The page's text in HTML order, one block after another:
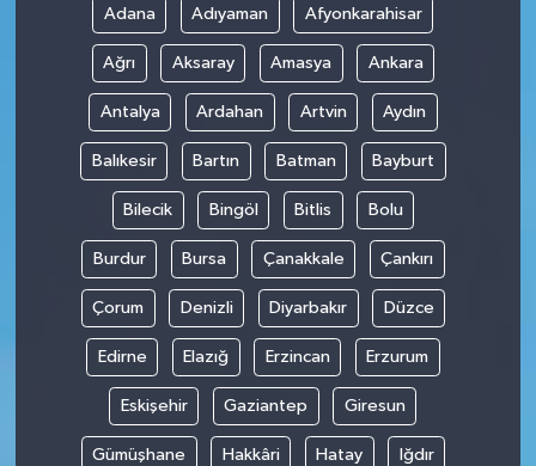
Adana Adıyaman Afyonkarahisar
Ağrı Aksaray Amasya Ankara
Antalya Ardahan Artvin Aydın
Balıkesir Bartın Batman Bayburt
Bilecik Bingöl Bitlis Bolu
Burdur Bursa Çanakkale Çankırı
Çorum Denizli Diyarbakır Düzce
Edirne Elazığ Erzincan Erzurum
Eskişehir Gaziantep Giresun
Gümüşhane Hakkâri Hatay Iğdır